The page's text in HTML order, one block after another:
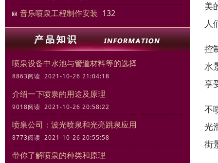
音乐喷泉工程制作安装 132
喷泉设备中水池与管道材料等的选择
8863阅读 2021-10-26 21:04:18
介绍一下喷泉的用途及原理
9018阅读 2021-10-26 20:58:22
喷泉公司：波光喷泉和光亮跳泉应用
8773阅读 2021-10-26 20:55:58
带你了解喷泉的种类和原理
美
人
控
水
享
不
光
街